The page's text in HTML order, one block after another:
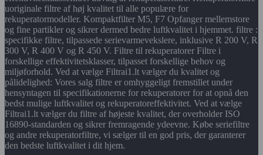
uoriginale filtre af høj kvalitet til alle populære for
rekuperatormodeller. Kompaktfilter M5, F7 Opfanger mellemstore
og fine partikler og sikrer dermed bedre luftkvalitet i hjemmet. filtre :
specifikke filtre, tilpassede serievarmevekslere, inklusive R 200 V, R
300 V, R 400 V og R 450 V. Filtre til rekuperatorer Filtre i
forskellige effektivitetsklasser, tilpasset forskellige behov og
miljøforhold. Ved at vælge Filtrai1.lt vælger du kvalitet og
pålidelighed: Vores salg filtre er omhyggeligt fremstillet under
hensyntagen til specifikationerne for rekuperatorer for at opnå den
bedst mulige luftkvalitet og rekuperatoreffektivitet. Ved at vælge
Filtrai1.lt vælger du filtre af højeste kvalitet, der overholder ISO
16890-standarden og sikrer fremragende ydeevne. Købe seriefiltre
og andre rekuperatorfiltre, vi sælger til en god pris, der garanterer
den bedste luftkvalitet i dit hjem.